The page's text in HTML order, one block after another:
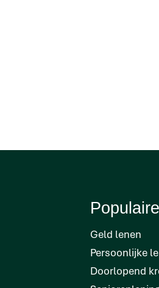
Geld lenen
Persoonlijke
Doorlopend